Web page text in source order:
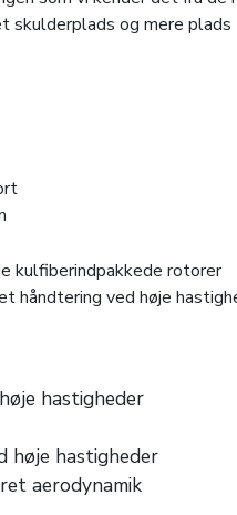
skulderplads og mere plads
kulfiberindpakkede rotorer
håndtering ved høje
hastigheder
hastigheder
aerodynamik